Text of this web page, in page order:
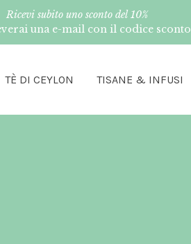
Ricevi subito uno sconto del 10%
una e-mail con il codice sconto
TÈ DI CEYLON TISANE & INFUSI